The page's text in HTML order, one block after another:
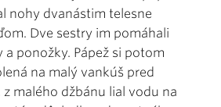
nohy dvanástim telesne
Dve sestry im pomáhali
ponožky. Pápež si potom
na malý vankúš pred
malého džbánu lial vodu na